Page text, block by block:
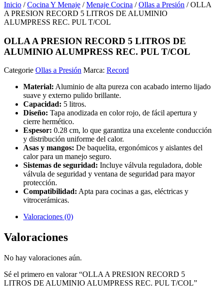
Inicio /Cocina Y Menaje /Menaje Cocina /Ollas a Presión / OLLA
A PRESION RECORD 5 LITROS DE ALUMINIO
ALUMPRESS REC. PUL T/COL
OLLA A PRESION RECORD 5 LITROS DE
ALUMINIO ALUMPRESS REC. PUL T/COL
Categorie Ollas a Presión Marca: Record
Material: Aluminio de alta pureza con acabado interno lijado
suave y externo pulido brillante.
Capacidad: 5 litros.
Diseño: Tapa anodizada en color rojo, de fácil apertura y
cierre hermético.
Espesor: 0.28 cm, lo que garantiza una excelente conducción
y distribución uniforme del calor.
Asas y mangos: De baquelita, ergonómicos y aislantes del
calor para un manejo seguro.
Sistemas de seguridad: Incluye válvula reguladora, doble
válvula de seguridad y ventana de seguridad para mayor
protección.
Compatibilidad: Apta para cocinas a gas, eléctricas y
vitrocerámicas.
Valoraciones (0)
Valoraciones
No hay valoraciones aún.
Sé el primero en valorar “OLLA A PRESION RECORD 5
LITROS DE ALUMINIO ALUMPRESS REC. PUL T/COL”